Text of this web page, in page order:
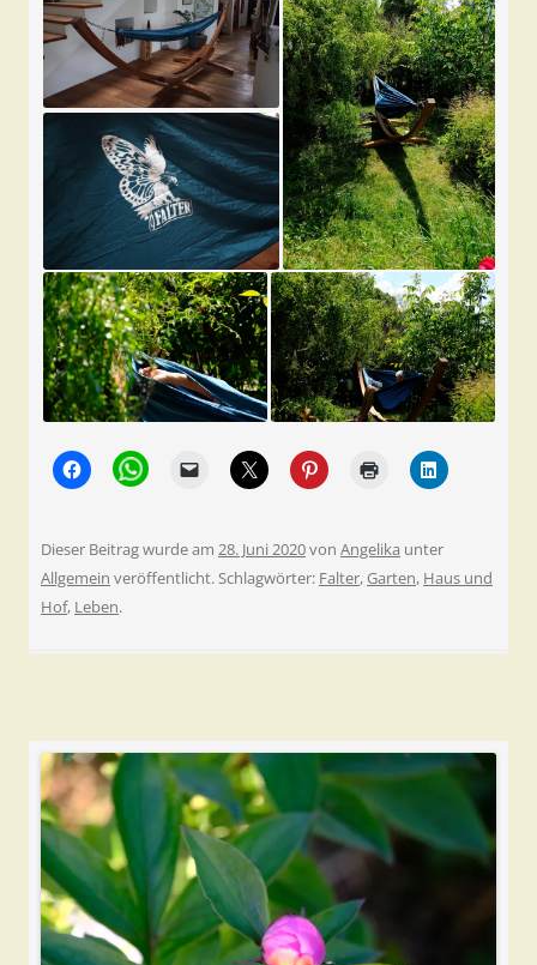
Dieser Beitrag wurde am 28. Juni 2020von Angelika unter
Allgemein veröffentlicht. Schlagwörter: Falter, Garten, Haus und
Hof, Leben.